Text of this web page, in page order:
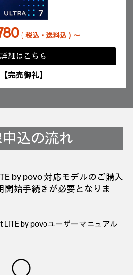
（税込・送料込）～
詳細はこちら
【完売御礼】
申込の流れ
by povo 対応モデルのご購入
開始手続きが必要となりま
LITE by povoユーザーマニュアル